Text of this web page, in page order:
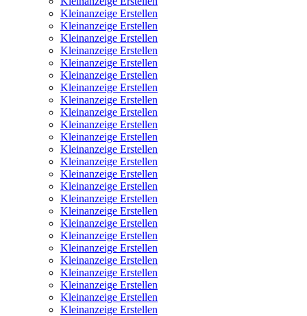
Kleinanzeige Erstellen
Kleinanzeige Erstellen
Kleinanzeige Erstellen
Kleinanzeige Erstellen
Kleinanzeige Erstellen
Kleinanzeige Erstellen
Kleinanzeige Erstellen
Kleinanzeige Erstellen
Kleinanzeige Erstellen
Kleinanzeige Erstellen
Kleinanzeige Erstellen
Kleinanzeige Erstellen
Kleinanzeige Erstellen
Kleinanzeige Erstellen
Kleinanzeige Erstellen
Kleinanzeige Erstellen
Kleinanzeige Erstellen
Kleinanzeige Erstellen
Kleinanzeige Erstellen
Kleinanzeige Erstellen
Kleinanzeige Erstellen
Kleinanzeige Erstellen
Kleinanzeige Erstellen
Kleinanzeige Erstellen
Kleinanzeige Erstellen